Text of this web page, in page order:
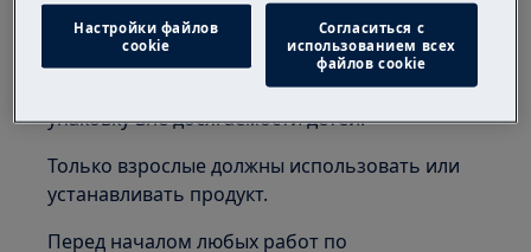
ОПАСНОСТЬ УДУШЬЯ
Мелкие детали не предназначены для детей
младше 3 лет. Храните все мелкие детали и
упаковку вне досягаемости детей.
Только взрослые должны использовать или
устанавливать продукт.
Перед началом любых работ по
Настройки файлов
cookie
Согласиться с
использованием всех
файлов cookie